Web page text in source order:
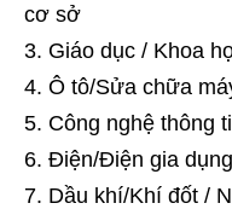
cơ sở
Giáo dục / Khoa
Ô tô/Sửa chữa
Công nghệ thông
Điện/Điện gia dụng
Dầu khí/Khí đốt /